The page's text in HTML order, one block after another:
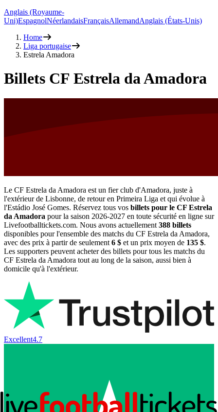
Anglais (Royaume-
Uni)EspagnolNéerlandaisFrançaisAllemandAnglais (États-Unis)
Home
Liga portugaise
Estrela Amadora
Billets CF Estrela da Amadora
Le CF Estrela da Amadora est un fier club d'Amadora, juste à
l'extérieur de Lisbonne, de retour en Primeira Liga et qui évolue à
l'Estádio José Gomes. Réservez tous vos billets pour le CF Estrela
da Amadora pour la saison 2026-2027 en toute sécurité en ligne sur
Livefootballtickets.com. Nous avons actuellement 388 billets
disponibles pour l'ensemble des matchs du CF Estrela da Amadora,
avec des prix à partir de seulement 6 $ et un prix moyen de 135 $.
Les supporters peuvent acheter des billets pour tous les matchs du
CF Estrela da Amadora tout au long de la saison, aussi bien à
domicile qu'à l'extérieur.
Excellent4.7